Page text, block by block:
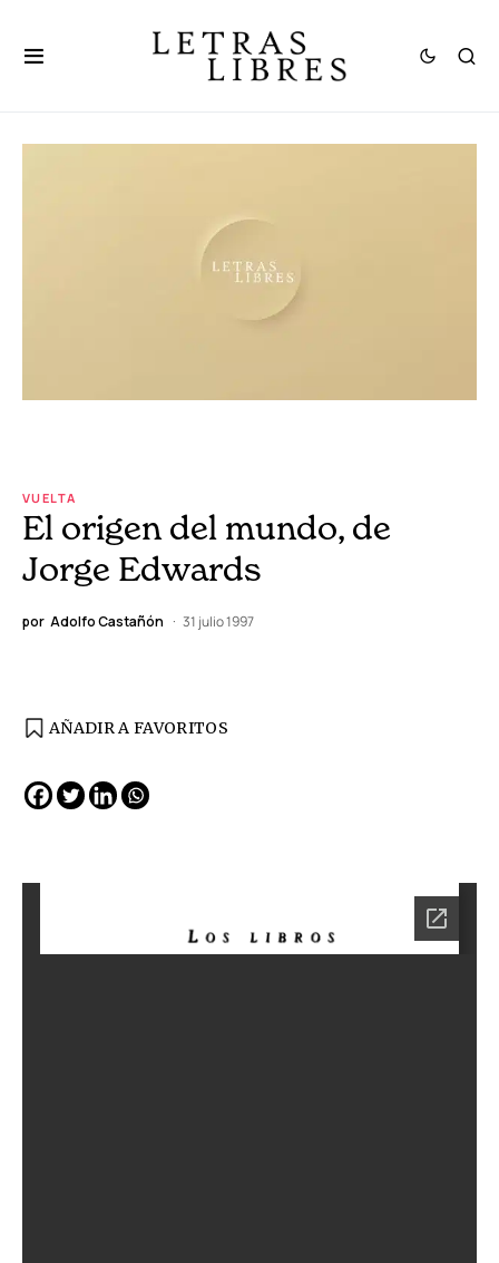
VUELTA
El origen del mundo, de
Jorge Edwards
por Adolfo Castañón 31 julio 1997
AÑADIR A FAVORITOS